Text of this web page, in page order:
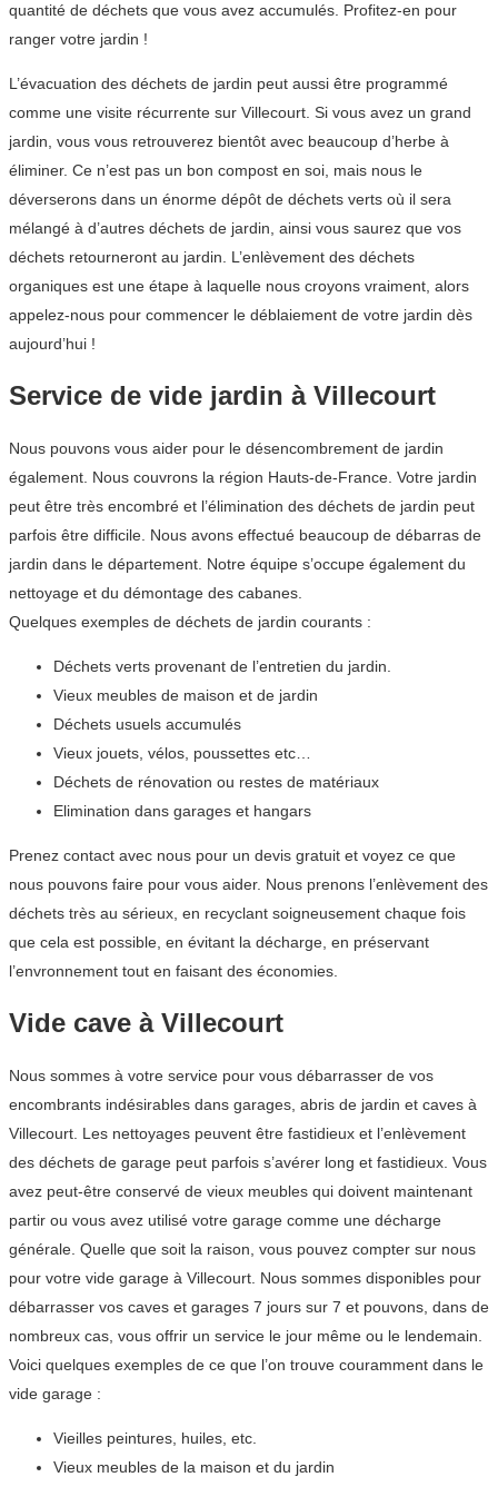
quantité de déchets que vous avez accumulés. Profitez-en pour
ranger votre jardin !
L’évacuation des déchets de jardin peut aussi être programmé
comme une visite récurrente sur Villecourt. Si vous avez un grand
jardin, vous vous retrouverez bientôt avec beaucoup d’herbe à
éliminer. Ce n’est pas un bon compost en soi, mais nous le
déverserons dans un énorme dépôt de déchets verts où il sera
mélangé à d’autres déchets de jardin, ainsi vous saurez que vos
déchets retourneront au jardin. L’enlèvement des déchets
organiques est une étape à laquelle nous croyons vraiment, alors
appelez-nous pour commencer le déblaiement de votre jardin dès
aujourd’hui !
Service de vide jardin à Villecourt
Nous pouvons vous aider pour le désencombrement de jardin
également. Nous couvrons la région Hauts-de-France. Votre jardin
peut être très encombré et l’élimination des déchets de jardin peut
parfois être difficile. Nous avons effectué beaucoup de débarras de
jardin dans le département. Notre équipe s’occupe également du
nettoyage et du démontage des cabanes.
Quelques exemples de déchets de jardin courants :
Déchets verts provenant de l’entretien du jardin.
Vieux meubles de maison et de jardin
Déchets usuels accumulés
Vieux jouets, vélos, poussettes etc…
Déchets de rénovation ou restes de matériaux
Elimination dans garages et hangars
Prenez contact avec nous pour un devis gratuit et voyez ce que
nous pouvons faire pour vous aider. Nous prenons l’enlèvement des
déchets très au sérieux, en recyclant soigneusement chaque fois
que cela est possible, en évitant la décharge, en préservant
l’envronnement tout en faisant des économies.
Vide cave à Villecourt
Nous sommes à votre service pour vous débarrasser de vos
encombrants indésirables dans garages, abris de jardin et caves à
Villecourt. Les nettoyages peuvent être fastidieux et l’enlèvement
des déchets de garage peut parfois s’avérer long et fastidieux. Vous
avez peut-être conservé de vieux meubles qui doivent maintenant
partir ou vous avez utilisé votre garage comme une décharge
générale. Quelle que soit la raison, vous pouvez compter sur nous
pour votre vide garage à Villecourt. Nous sommes disponibles pour
débarrasser vos caves et garages 7 jours sur 7 et pouvons, dans de
nombreux cas, vous offrir un service le jour même ou le lendemain.
Voici quelques exemples de ce que l’on trouve couramment dans le
vide garage :
Vieilles peintures, huiles, etc.
Vieux meubles de la maison et du jardin